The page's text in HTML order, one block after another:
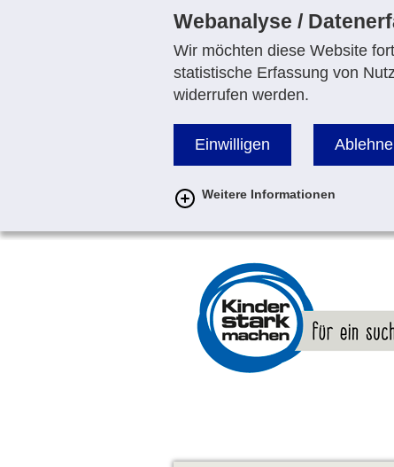
Webanalyse /
Wir möchten diese Website
statistische Erfassung von
widerrufen werden.
Einwilligen
Weitere Informationen
Startseite
www.kinderstarkmachen.de